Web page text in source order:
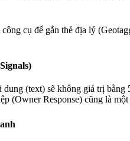
cụ để gắn thẻ địa lý
(text) sẽ không giá trị
(Owner Response) cũng là